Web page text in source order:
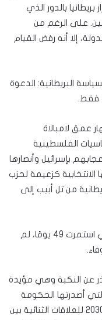
بالدور الذي
على الرغم من
إلا أنه رفض القيام
البريطانية: الدعوة
فقط.
عمق لامبالاة
الفلسطينية
بإسرائيل وأنصارها
كزعيمة لحزب
من تل أبيب إلى
لحسن الحظ، خلال فترة رئاستها للوزراء التي استمرت 49 يومًا، لم
عن النكبة وهي مؤيدة
أصدرتها الحكومة
في 21 مارس 2023 بعنوان “خريطة طريق 2030 للعلاقات الثنائية بين